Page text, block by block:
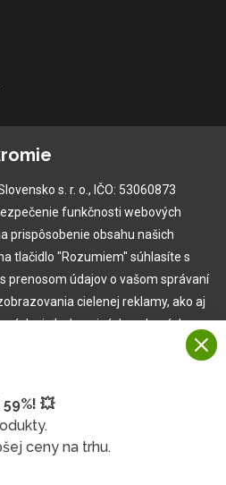
HOBBYTEC
cookies
s.r.o.
💥
ceny na trhu.
s. r. o., IČO: 53060873
funkčnosti webových
prispôsobenie obsahu našich
tlačidlo "Rozumiem" súhlasíte s
prenosom údajov o vašom správaní
cielenej reklamy, ako aj
sieťach na iných webových
používame niekoľko kategórií